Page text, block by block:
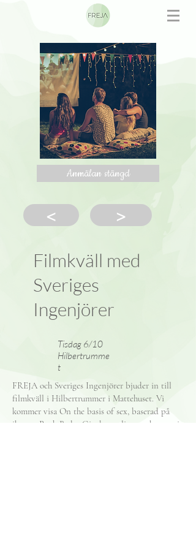
Anmälan stängd
< >
Filmkväll med
Sveriges
Ingenjörer
Tisdag 6/10
Hilbertrumme
t
FREJA och Sveriges Ingenjörer bjuder in till
filmkväll i Hilbertrummer i Mattehuset. Vi
kommer visa On the basis of sex, baserad på
ikonen Ruth Bader Ginsburgs liv som kom ut i